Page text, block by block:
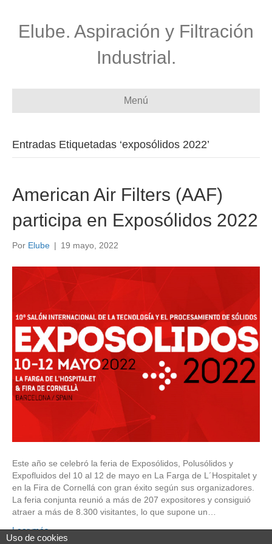
Elube. Aspiración y Filtración
Industrial.
Menú
Entradas Etiquetadas ‘exposólidos 2022’
American Air Filters (AAF)
participa en Exposólidos 2022
Por Elube | 19 mayo, 2022
Este año se celebró la feria de Exposólidos, Polusólidos y
Expofluidos del 10 al 12 de mayo en La Farga de L´Hospitalet y
en la Fira de Cornellá con gran éxito según sus organizadores.
La feria conjunta reunió a más de 207 expositores y consiguió
atraer a más de 8.300 visitantes, lo que supone un…
Leer más
Uso de cookies